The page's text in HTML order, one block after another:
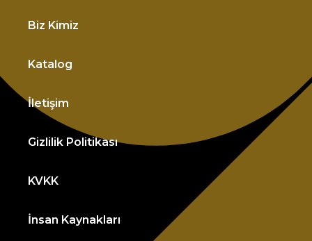
Biz Kimiz
Katalog
İletişim
Gizlilik Politikası
KVKK
İnsan Kaynakları